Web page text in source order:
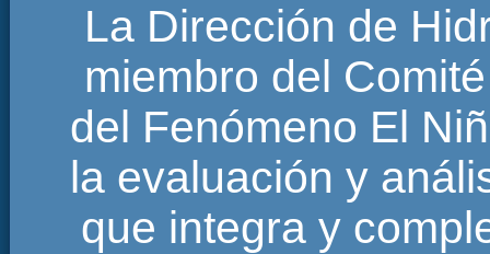
La Dirección de
miembro del
del Fenómeno El
la evaluación y
que integra y